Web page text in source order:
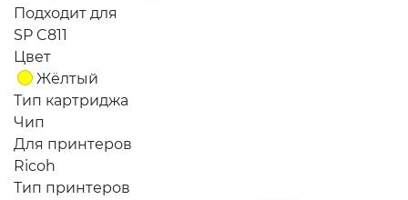
Подходит для
SP C811
Цвет
Жёлтый
Тип картриджа
Чип
Для принтеров
Ricoh
Тип принтеров